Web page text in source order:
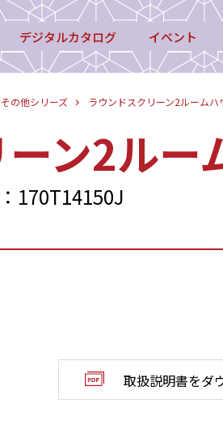
デジタルカタログ イベント
その他シリーズ ラウンドスクリーン2ルームハ
ン2ルー
170T14150J
取扱説明書をダ